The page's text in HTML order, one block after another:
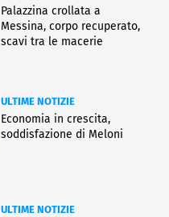
Palazzina crollata a
Messina, corpo recuperato,
scavi tra le macerie
ULTIME NOTIZIE
Economia in crescita,
soddisfazione di Meloni
ULTIME NOTIZIE